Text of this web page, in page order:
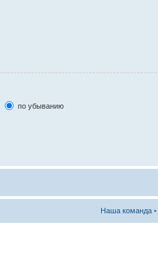
по убыванию
Наша команда •